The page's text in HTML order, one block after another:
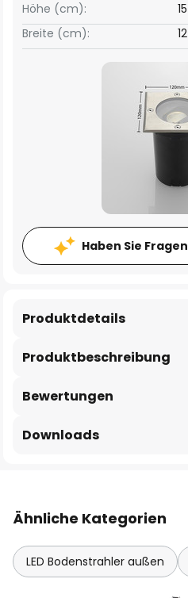
Breite (cm): 12
Höhe (cm): 15
Haben Sie
Produktbeschreibung
Produktdetails
Bewertungen
Downloads
Ähnliche Kategorien
LED Bodenstrahler außen